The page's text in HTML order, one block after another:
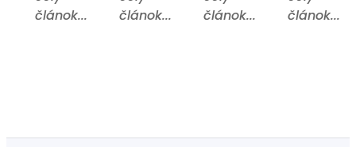
článok...
článok...
článok...
článok...